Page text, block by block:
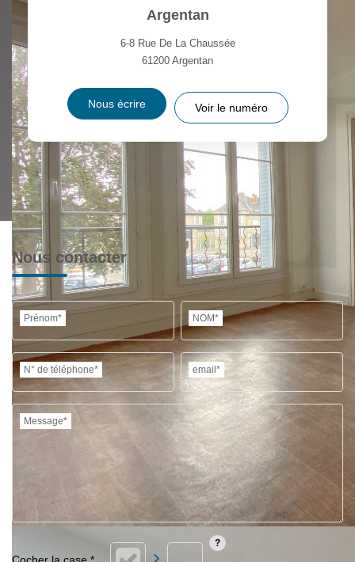
Argentan
6-8 Rue De La Chaussée
61200 Argentan
Nous écrire Voir le numéro
Nous contacter
Prénom* NOM*
N° de téléphone* email*
Message*